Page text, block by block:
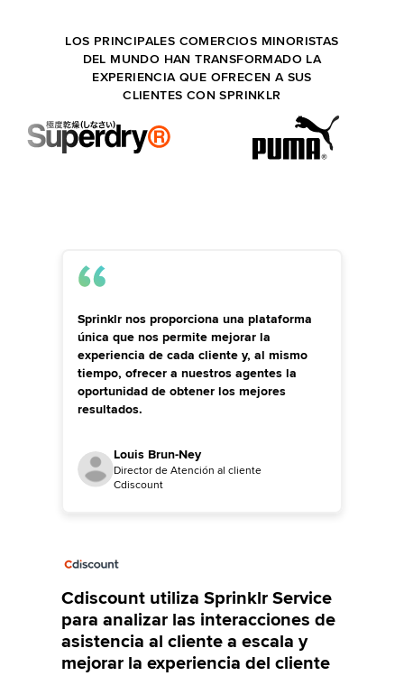
LOS PRINCIPALES COMERCIOS MINORISTAS
DEL MUNDO HAN TRANSFORMADO LA
EXPERIENCIA QUE OFRECEN A SUS
CLIENTES CON SPRINKLR
Sprinklr nos proporciona una plataforma
única que nos permite mejorar la
experiencia de cada cliente y, al mismo
tiempo, ofrecer a nuestros agentes la
oportunidad de obtener los mejores
resultados.
Louis Brun-Ney
Director de Atención al cliente
Cdiscount
Cdiscount utiliza Sprinklr Service
para analizar las interacciones de
asistencia al cliente a escala y
mejorar la experiencia del cliente